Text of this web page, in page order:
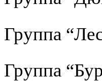
Группа
Группа